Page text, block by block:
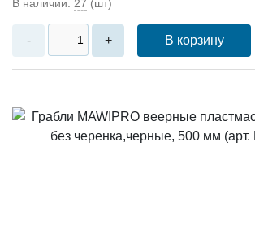
В наличии: 27 (шт)
- + В корзину